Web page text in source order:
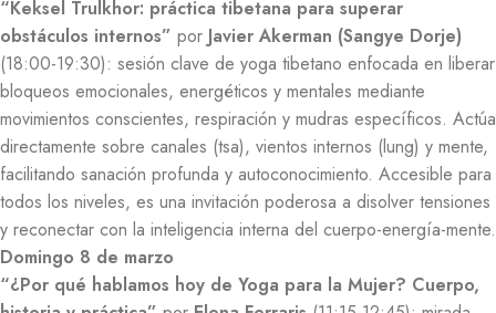
“Keksel Trulkhor: práctica tibetana para superar
obstáculos internos” por Javier Akerman (Sangye Dorje)
(18:00-19:30): sesión clave de yoga tibetano enfocada en liberar
bloqueos emocionales, energéticos y mentales mediante
movimientos conscientes, respiración y mudras específicos. Actúa
directamente sobre canales (tsa), vientos internos (lung) y mente,
facilitando sanación profunda y autoconocimiento. Accesible para
todos los niveles, es una invitación poderosa a disolver tensiones
y reconectar con la inteligencia interna del cuerpo-energía-mente.
Domingo 8 de marzo
“¿Por qué hablamos hoy de Yoga para la Mujer? Cuerpo,